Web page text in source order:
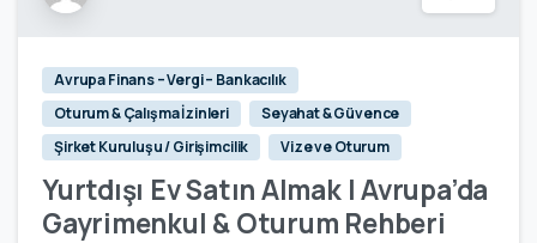
Avrupa Finans – Vergi – Bankacılık
Oturum & Çalışma İzinleri
Seyahat & Güvence
Şirket Kuruluşu / Girişimcilik
Vize ve Oturum
Yurtdışı Ev Satın Almak | Avrupa’da
Gayrimenkul & Oturum Rehberi